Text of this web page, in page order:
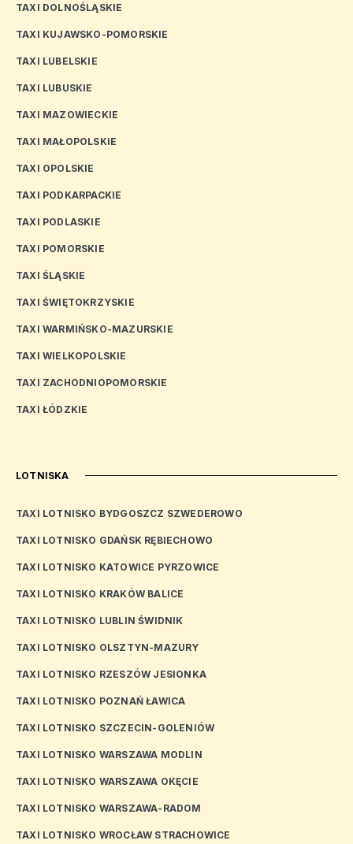
TAXI DOLNOŚLĄSKIE
TAXI KUJAWSKO-POMORSKIE
TAXI LUBELSKIE
TAXI LUBUSKIE
TAXI MAZOWIECKIE
TAXI MAŁOPOLSKIE
TAXI OPOLSKIE
TAXI PODKARPACKIE
TAXI PODLASKIE
TAXI POMORSKIE
TAXI ŚLĄSKIE
TAXI ŚWIĘTOKRZYSKIE
TAXI WARMIŃSKO-MAZURSKIE
TAXI WIELKOPOLSKIE
TAXI ZACHODNIOPOMORSKIE
TAXI ŁÓDZKIE
LOTNISKA
TAXI LOTNISKO BYDGOSZCZ SZWEDEROWO
TAXI LOTNISKO GDAŃSK RĘBIECHOWO
TAXI LOTNISKO KATOWICE PYRZOWICE
TAXI LOTNISKO KRAKÓW BALICE
TAXI LOTNISKO LUBLIN ŚWIDNIK
TAXI LOTNISKO OLSZTYN-MAZURY
TAXI LOTNISKO RZESZÓW JESIONKA
TAXI LOTNISKO POZNAŃ ŁAWICA
TAXI LOTNISKO SZCZECIN-GOLENIÓW
TAXI LOTNISKO WARSZAWA MODLIN
TAXI LOTNISKO WARSZAWA OKĘCIE
TAXI LOTNISKO WARSZAWA-RADOM
TAXI LOTNISKO WROCŁAW STRACHOWICE